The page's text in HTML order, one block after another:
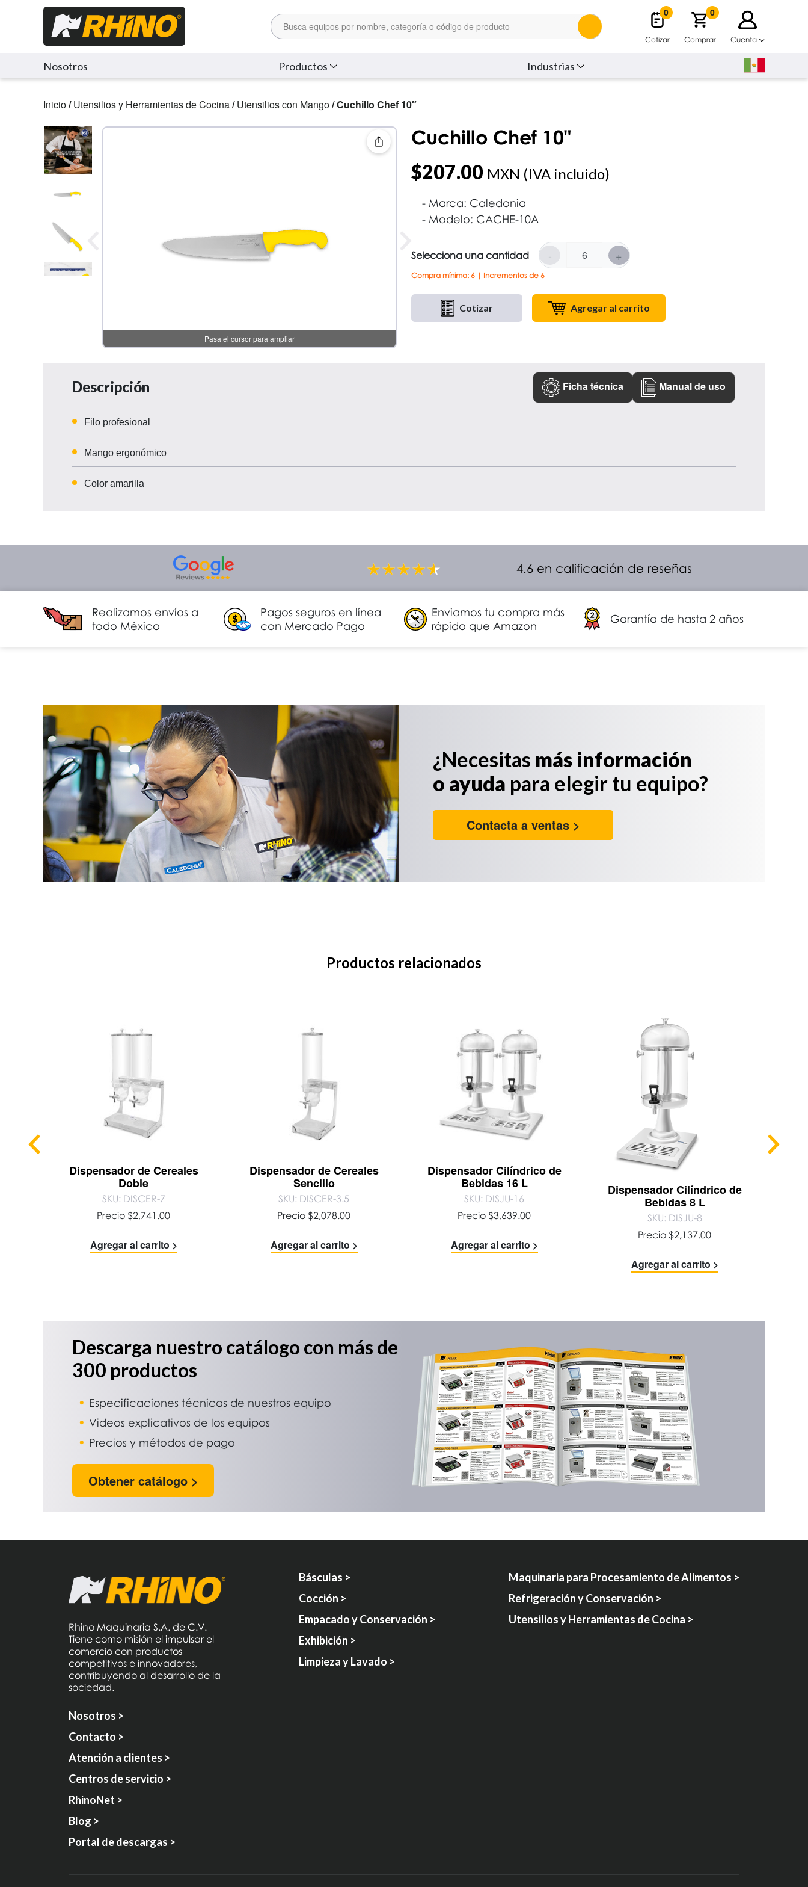
0
Cotizar
0
Comprar Cuenta
Nosotros Productos Industrias
Inicio/Utensilios y Herramientas de Cocina/Utensilios con Mango/ Cuchillo Chef 10″
Cuchillo Chef 10"
$207.00 MXN (IVA incluido)
Marca: Caledonia
Modelo: CACHE-10A
Selecciona una cantidad +
Compra mínima: 6 | Incrementos de 6
Cotizar Agregar al carrito
Descripción
Filo profesional
Mango ergonómico
Color amarilla
Ficha técnica Manual de uso
4.6 en calificación de reseñas
Realizamos envíos a
todo México
Pagos seguros en línea
con Mercado Pago
Enviamos tu compra más
rápido que Amazon
Garantía de hasta 2 años
¿Necesitas más información
o ayuda para elegir tu equipo?
Contacta a ventas >
Productos relacionados
Dispensador de Cereales
Doble
SKU: DISCER-7
Precio $2,741.00
Agregar al carrito >
Dispensador de Cereales
Sencillo
SKU: DISCER-3.5
Precio $2,078.00
Agregar al carrito >
Dispensador Cilíndrico de
Bebidas 16 L
SKU: DISJU-16
Precio $3,639.00
Agregar al carrito >
Dispensador Cilíndrico de
Bebidas 8 L
SKU: DISJU-8
Precio $2,137.00
Agregar al carrito >
Descarga nuestro catálogo con más de
300 productos
Especificaciones técnicas de nuestros equipo
Videos explicativos de los equipos
Precios y métodos de pago
Obtener catálogo >
Rhino Maquinaria S.A. de C.V.
Tiene como misión el impulsar el
comercio con productos
competitivos e innovadores,
contribuyendo al desarrollo de la
sociedad.
Básculas >
Cocción >
Empacado y Conservación >
Exhibición >
Limpieza y Lavado >
Maquinaria para Procesamiento de Alimentos >
Refrigeración y Conservación >
Utensilios y Herramientas de Cocina >
Nosotros >
Contacto >
Atención a clientes >
Centros de servicio >
RhinoNet >
Blog >
Portal de descargas >